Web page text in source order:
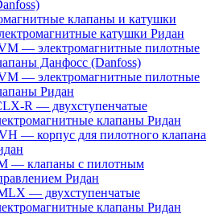
клапаны и катушки
катушки Ридан
— электромагнитные пилотные
Данфосс (Danfoss)
— электромагнитные пилотные
Ридан
R — двухступенчатые
клапаны Ридан
— корпус для пилотного клапана
— клапаны с пилотным
Ридан
— двухступенчатые
клапаны Ридан